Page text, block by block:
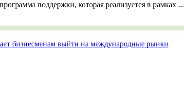
поддержки, которая реализуется в рамках ...